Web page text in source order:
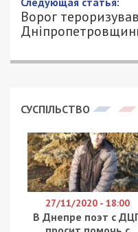
Ворог
СУСПІЛЬСТВО
27/11/2020 - 18:00
В Днепре поэт с